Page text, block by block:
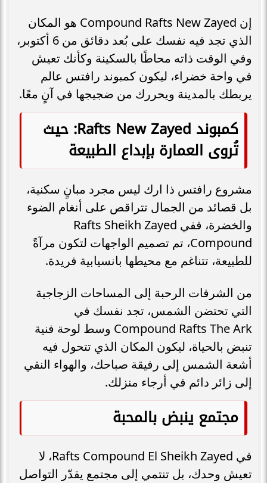
إن Compound Rafts New Zayed هو المكان
الذي تجد فيه نفسك على بُعد دقائق من 6 أكتوبر،
وفي الوقت ذاته محاطًا بالسكينة وكأنك تعيش
في واحة خضراء، ليكون كمبوند رافتس عالم
يربطك بالمدينة ويحررك من ضجيجها في آنٍ معًا.
كمبوند Rafts New Zayed: حيث
تُروى العمارة بإبداع الطبيعة
مشروع رافتس ذا ارك ليس مجرد مبانٍ سكنية،
بل قصائد من الجمال تتراقص على أنغام الضوء
والخضرة، ففي Rafts Sheikh Zayed
Compound، تم تصميم الواجهات لتكون مرآةً
للطبيعة، تتناغم مع محيطها بانسيابية فريدة.
من الشرفات الرحبة إلى المساحات الزجاجية
التي تحتضن الشمس، تجد نفسك في
Compound Rafts The Ark وسط لوحة فنية
تنبض بالحياة، ليكون المكان الذي تتحول فيه
أشعة الشمس إلى رفيقة صباحك، والهواء النقي
إلى زائر دائم في أرجاء منزلك.
مجتمع ينبض بالمحبة
في Rafts Compound El Sheikh Zayed، لا
تعيش وحدك، بل تنتمي إلى مجتمع يقدّر التواصل